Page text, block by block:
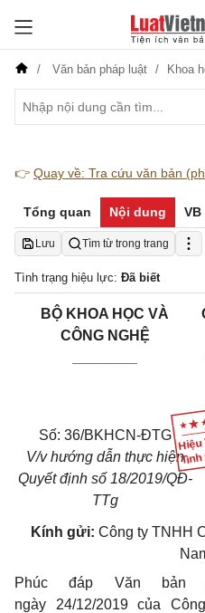
Văn bản pháp luật Khoa
👉 Quay về: Tra cứu văn bản
Tổng quan Nội dung VB
Lưu Tìm từ trong trang
Tình trạng hiệu lực: Đã biết
BỘ KHOA HỌC VÀ
CÔNG NGHỆ
Số: 36/BKHCN-ĐTG
V/v hướng dẫn thực hiện
Quyết định số 18/2019/QĐ-
TTg
Kính gửi: Công ty TNHH
Phúc đáp Văn bản số
ngày 24/12/2019 của